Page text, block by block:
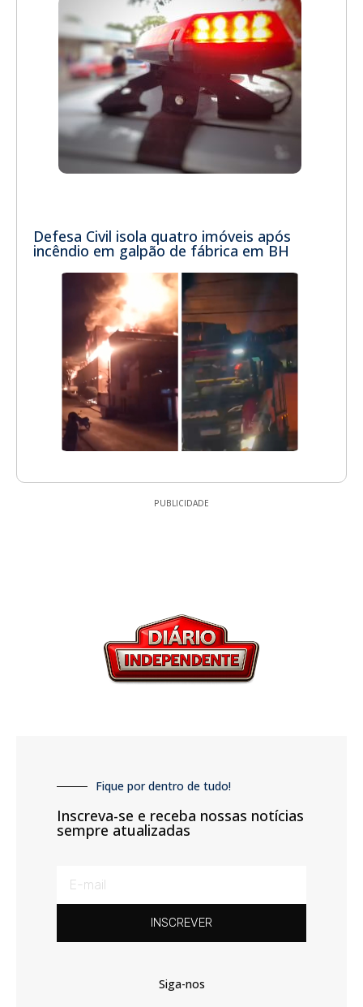
Defesa Civil isola quatro imóveis após
incêndio em galpão de fábrica em BH
PUBLICIDADE
Fique por dentro de tudo!
Inscreva-se e receba nossas notícias
sempre atualizadas
INSCREVER
Siga-nos